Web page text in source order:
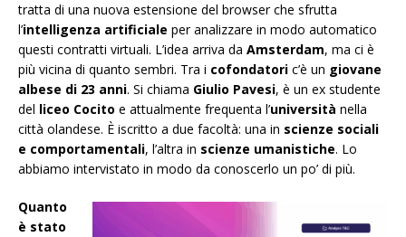
tratta di una nuova estensione del browserche sfrutta
l’intelligenza artificiale per analizzare in modo automatico
questi contratti virtuali. L’idea arriva da Amsterdam, ma ci è
più vicina di quanto sembri. Tra i cofondatori c’è un giovane
albese di 23 anni. Si chiama Giulio Pavesi, è un ex studente
del liceo Cocito e attualmente frequenta l’università nella
città olandese. È iscritto a due facoltà: una in scienze sociali
e comportamentali, l’altra in scienze umanistiche. Lo
abbiamo intervistato in modo da conoscerlo un po’ di più.
Quanto
è stato